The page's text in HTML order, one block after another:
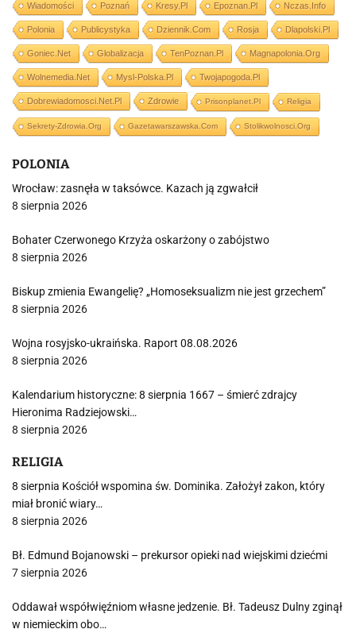
Wiadomości Poznań Kresy.pl Epoznan.pl Nczas.info
Polonia Publicystyka Dziennik.com Rosja Dlapolski.pl
Goniec.net Globalizacja TenPoznan.pl Magnapolonia.org
Wolnemedia.net Mysl-Polska.pl Twojapogoda.pl
Dobrewiadomosci.net.pl Zdrowie Prisonplanet.pl Religia
Sekrety-Zdrowia.org Gazetawarszawska.com Stolikwolnosci.org
POLONIA
Wrocław: zasnęła w taksówce. Kazach ją zgwałcił
8 sierpnia 2026
Bohater Czerwonego Krzyża oskarżony o zabójstwo
8 sierpnia 2026
Biskup zmienia Ewangelię? „Homoseksualizm nie jest grzechem”
8 sierpnia 2026
Wojna rosyjsko-ukraińska. Raport 08.08.2026
8 sierpnia 2026
Kalendarium historyczne: 8 sierpnia 1667 – śmierć zdrajcy
Hieronima Radziejowski…
8 sierpnia 2026
RELIGIA
8 sierpnia Kościół wspomina św. Dominika. Założył zakon, który
miał bronić wiary…
8 sierpnia 2026
Bł. Edmund Bojanowski – prekursor opieki nad wiejskimi dziećmi
7 sierpnia 2026
Oddawał współwięźniom własne jedzenie. Bł. Tadeusz Dulny zginął
w niemieckim obo…